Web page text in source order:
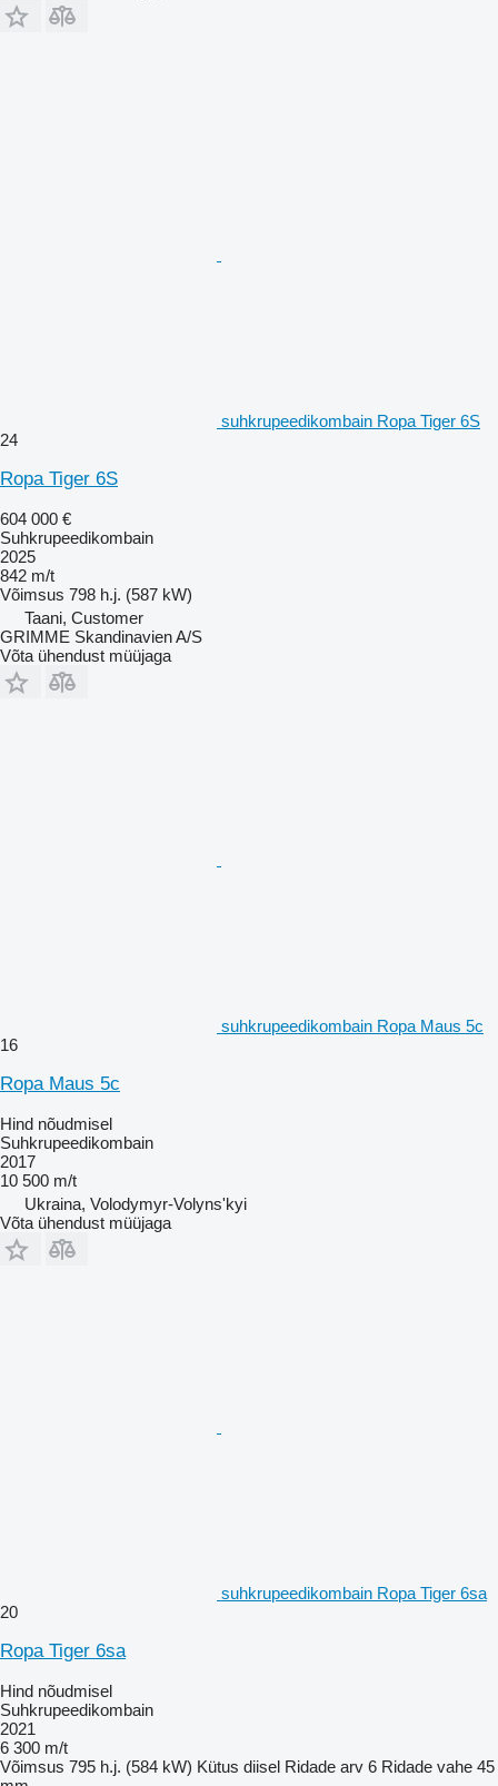
suhkrupeedikombain Ropa Tiger 6S
24
Ropa Tiger 6S
604 000 €
Suhkrupeedikombain
2025
842 m/t
Võimsus 798 h.j. (587 kW)
Taani, Customer
GRIMME Skandinavien A/S
Võta ühendust müüjaga
suhkrupeedikombain Ropa Maus 5c
16
Ropa Maus 5c
Hind nõudmisel
Suhkrupeedikombain
2017
10 500 m/t
Ukraina, Volodymyr-Volyns'kyi
Võta ühendust müüjaga
suhkrupeedikombain Ropa Tiger 6sa
20
Ropa Tiger 6sa
Hind nõudmisel
Suhkrupeedikombain
2021
6 300 m/t
Võimsus 795 h.j. (584 kW) Kütus diisel Ridade arv 6 Ridade vahe 45